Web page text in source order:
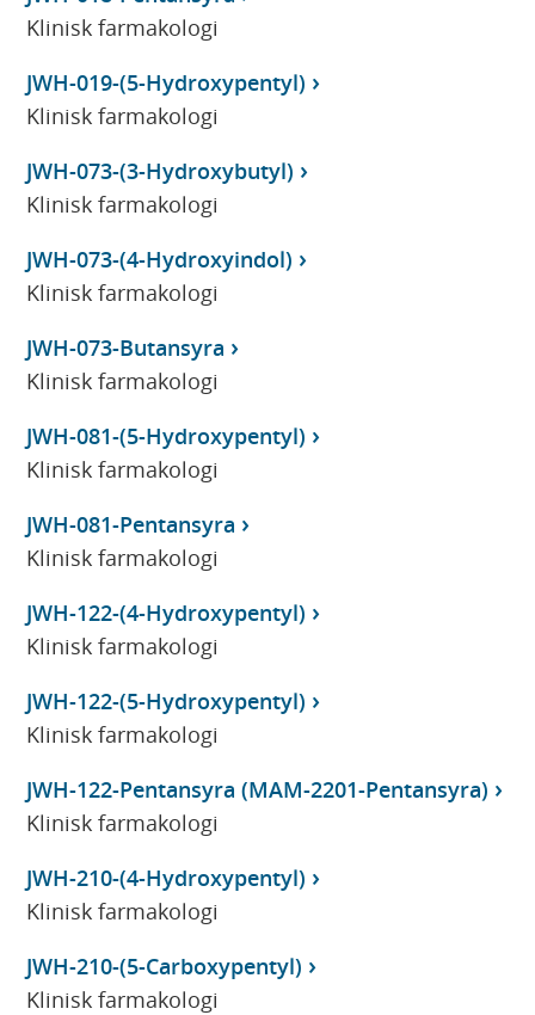
Klinisk farmakologi
JWH-019-(5-Hydroxypentyl)
Klinisk farmakologi
JWH-073-(3-Hydroxybutyl)
Klinisk farmakologi
JWH-073-(4-Hydroxyindol)
Klinisk farmakologi
JWH-073-Butansyra
Klinisk farmakologi
JWH-081-(5-Hydroxypentyl)
Klinisk farmakologi
JWH-081-Pentansyra
Klinisk farmakologi
JWH-122-(4-Hydroxypentyl)
Klinisk farmakologi
JWH-122-(5-Hydroxypentyl)
Klinisk farmakologi
JWH-122-Pentansyra (MAM-2201-Pentansyra)
Klinisk farmakologi
JWH-210-(4-Hydroxypentyl)
Klinisk farmakologi
JWH-210-(5-Carboxypentyl)
Klinisk farmakologi